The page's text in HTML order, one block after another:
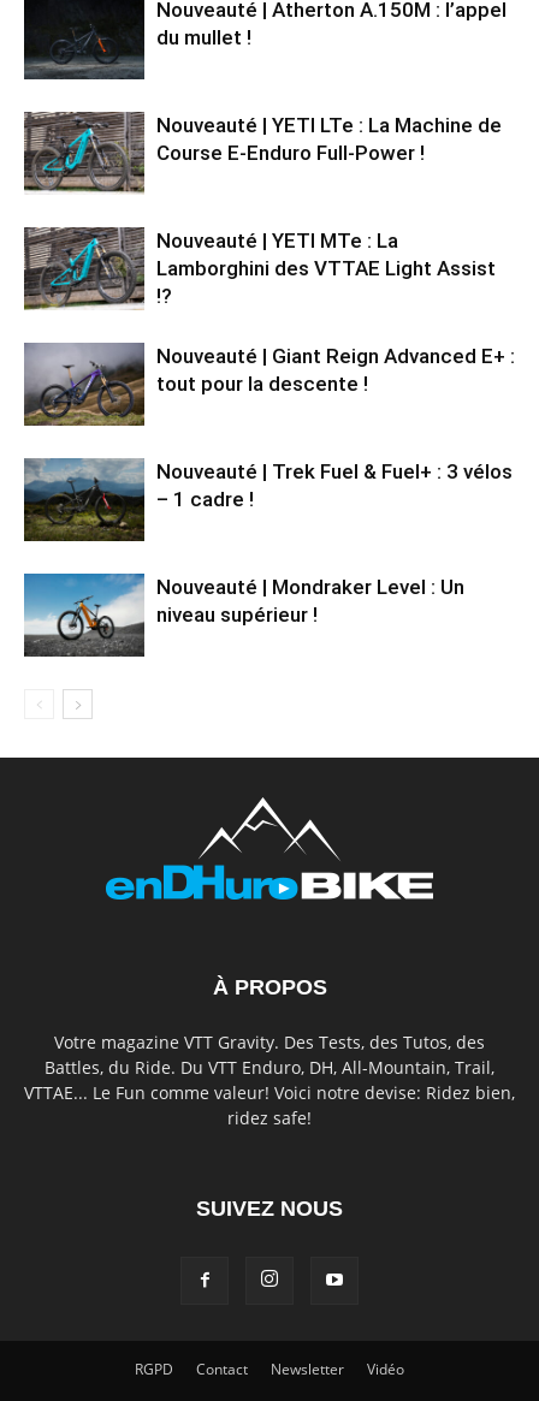
Nouveauté | Atherton A.150M : l’appel
du mullet !
Nouveauté | YETI LTe : La Machine de
Course E-Enduro Full-Power !
Nouveauté | YETI MTe : La
Lamborghini des VTTAE Light Assist
!?
Nouveauté | Giant Reign Advanced E+ :
tout pour la descente !
Nouveauté | Trek Fuel & Fuel+ : 3 vélos
– 1 cadre !
Nouveauté | Mondraker Level : Un
niveau supérieur !
À PROPOS
Votre magazine VTT Gravity. Des Tests, des Tutos, des
Battles, du Ride. Du VTT Enduro, DH, All-Mountain, Trail,
VTTAE... Le Fun comme valeur! Voici notre devise: Ridez bien,
ridez safe!
SUIVEZ NOUS
RGPD Contact Newsletter Vidéo